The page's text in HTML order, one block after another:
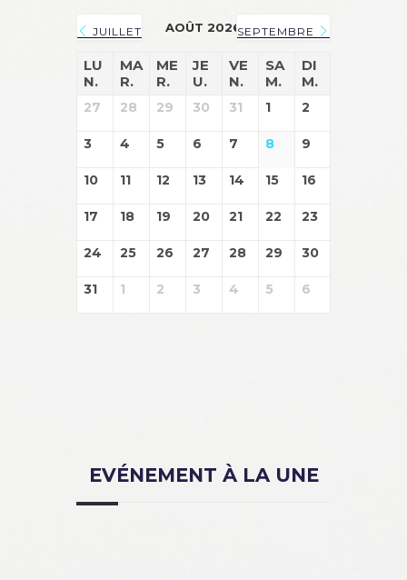
JUILLET AOÛT 2026SEPTEMBRE
LU
N.
MA
R.
ME
R.
JE
U.
VE
N.
SA
M.
DI
M.
27 28 29 30 31 1 2
3 4 5 6 7 8 9
10 11 12 13 14 15 16
17 18 19 20 21 22 23
24 25 26 27 28 29 30
31 1 2 3 4 5 6
EVÉNEMENT À LA UNE